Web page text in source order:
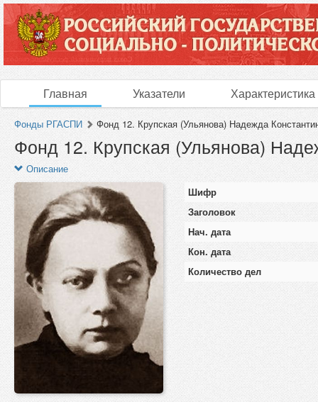
Главная Указатели
Фонды РГАСПИ Фонд 12. Крупская (Ульянова) Надежда
Фонд 12. Крупская (Ульянова)
Описание
Шифр
Заголовок
Нач. дата
Кон. дата
Количество дел